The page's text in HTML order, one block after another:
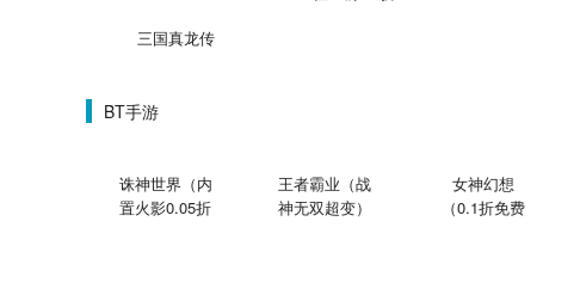
三国真龙传
BT手游
诛神世界（内
置火影0.05折
王者霸业（战
神无双超变）
女神幻想
（0.1折免费